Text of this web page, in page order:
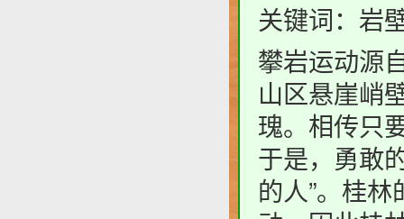
关键词：岩
攀岩运动源
山区悬崖峭
瑰。相传只
于是，勇敢
的人”。桂